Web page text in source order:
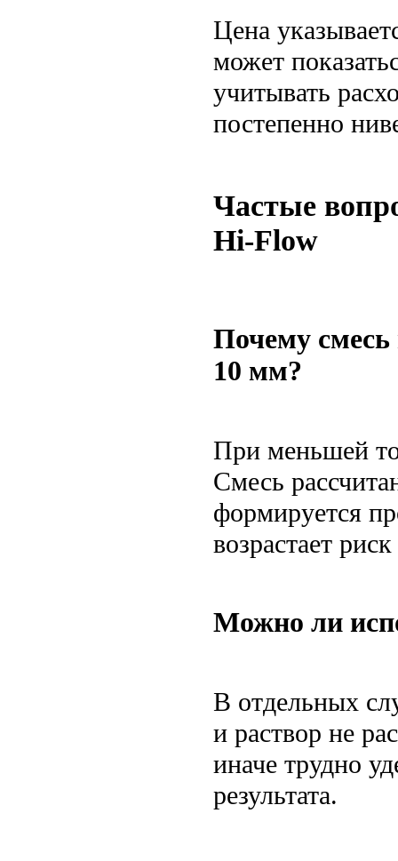
Цена
может
учитывать
постепенно
Частые
Hi-Flow
Почему смесь
10 мм?
При меньшей
Смесь
формируется
возрастает
Можно ли
В отдельных
и раствор не
иначе трудно
результата.